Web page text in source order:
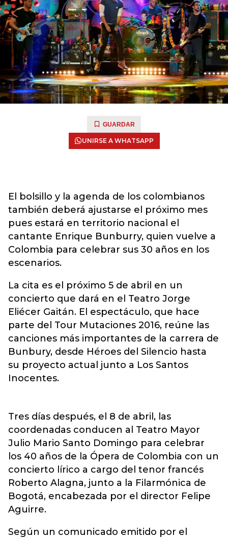
GUARDAR
UNIRSE A WHATSAPP
El bolsillo y la agenda de los colombianos
también deberá ajustarse el próximo mes
pues estará en territorio nacional el
cantante Enrique Bunburry, quien vuelve a
Colombia para celebrar sus 30 años en los
escenarios.
La cita es el próximo 5 de abril en un
concierto que dará en el Teatro Jorge
Eliécer Gaitán. El espectáculo, que hace
parte del Tour Mutaciones 2016, reúne las
canciones más importantes de la carrera de
Bunbury, desde Héroes del Silencio hasta
su proyecto actual junto a Los Santos
Inocentes.
Tres días después, el 8 de abril, las
coordenadas conducen al Teatro Mayor
Julio Mario Santo Domingo para celebrar
los 40 años de la Ópera de Colombia con un
concierto lírico a cargo del tenor francés
Roberto Alagna, junto a la Filarmónica de
Bogotá, encabezada por el director Felipe
Aguirre.
Según un comunicado emitido por el